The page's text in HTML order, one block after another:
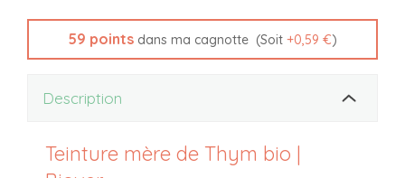
59 points dans ma cagnotte (Soit +0,59 €)
Description
Teinture mère de Thym bio |